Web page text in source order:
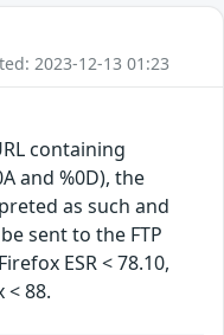
2023-12-13 01:23
containing
and %0D), the
as such and
sent to the FTP
ESR < 78.10,
< 88.